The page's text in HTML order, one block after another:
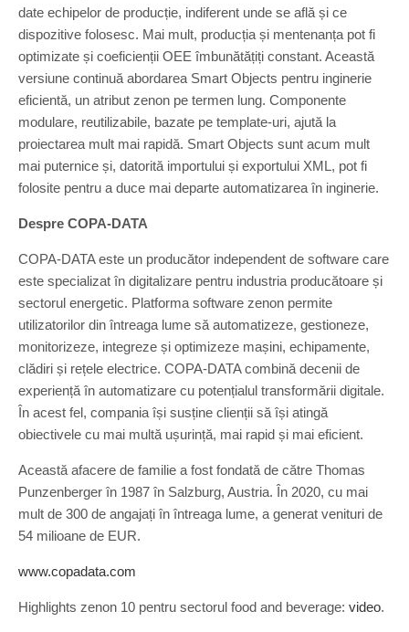
s
i
e
a
d
S
m
a
r
O
j
c
t
s
c
e
l
r
a
z
ă
s
i
date echipelor de producție, indiferent unde se află și ce
dispozitive folosesc. Mai mult, producția și mentenanța pot fi
optimizate și coeficienții OEE îmbunătățiți constant. Această
versiune continuă abordarea Smart Objects pentru inginerie
eficientă, un atribut zenon pe termen lung. Componente
modulare, reutilizabile, bazate pe template-uri, ajută la
proiectarea mult mai rapidă. Smart Objects sunt acum mult
mai puternice și, datorită importului și exportului XML, pot fi
folosite pentru a duce mai departe automatizarea în inginerie.
Despre COPA-DATA
COPA-DATA este un producător independent de software care
este specializat în digitalizare pentru industria producătoare și
sectorul energetic. Platforma software zenon permite
utilizatorilor din întreaga lume să automatizeze, gestioneze,
monitorizeze, integreze și optimizeze mașini, echipamente,
clădiri și rețele electrice. COPA-DATA combină decenii de
experiență în automatizare cu potențialul transformării digitale.
În acest fel, compania își susține clienții să își atingă
obiectivele cu mai multă ușurință, mai rapid și mai eficient.
Această afacere de familie a fost fondată de către Thomas
Punzenberger în 1987 în Salzburg, Austria. În 2020, cu mai
mult de 300 de angajați în întreaga lume, a generat venituri de
54 milioane de EUR.
www.copadata.com
Highlights zenon 10 pentru sectorul food and beverage: video.